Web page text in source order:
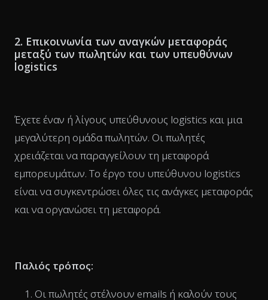
2. Επικοινωνία των αναγκών μεταφοράς
μεταξύ των πωλητών και των υπευθύνων
logistics
Έχετε έναν ή λίγους υπεύθυνους logistics και μια
μεγαλύτερη ομάδα πωλητών. Οι πωλητές
χρειάζεται να παραγγείλουν τη μεταφορά
εμπορευμάτων. Το έργο του υπεύθυνου logistics
είναι να συγκεντρώσει όλες τις ανάγκες μεταφοράς
και να οργανώσει τη μεταφορά.
Παλιός τρόπος:
Οι πωλητές στέλνουν emails ή καλούν τους